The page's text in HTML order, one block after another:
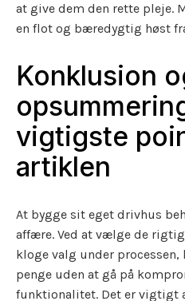
at give dem den rette pleje.
en flot og bæredygtig høst
Konklusion
vigtigste
artiklen
At bygge sit eget drivhus
affære. Ved at vælge de
kloge valg under processen,
penge uden at gå på
funktionalitet. Det er vigtigt